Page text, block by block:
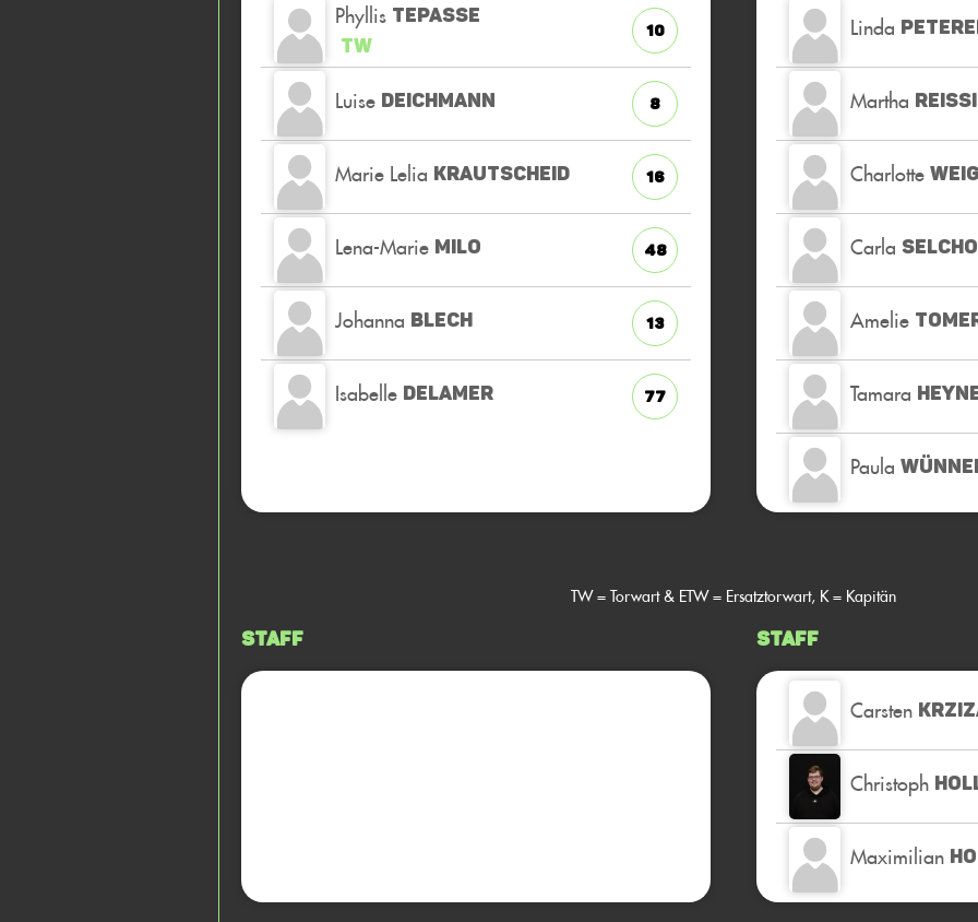
Phyllis TEPASSE
TW
10
Luise DEICHMANN 8
Marie Lelia KRAUTSCHEID 16
Lena-Marie MILO 48
Johanna BLECH 13
Isabelle DELAMER 77
Linda
Martha
Charlotte
Carla
Amelie
Tamara
Paula
TW = Torwart & ETW = Ersatztorwart, K = Kapitän
Staff Staff
Carsten
Christoph
Maximilian